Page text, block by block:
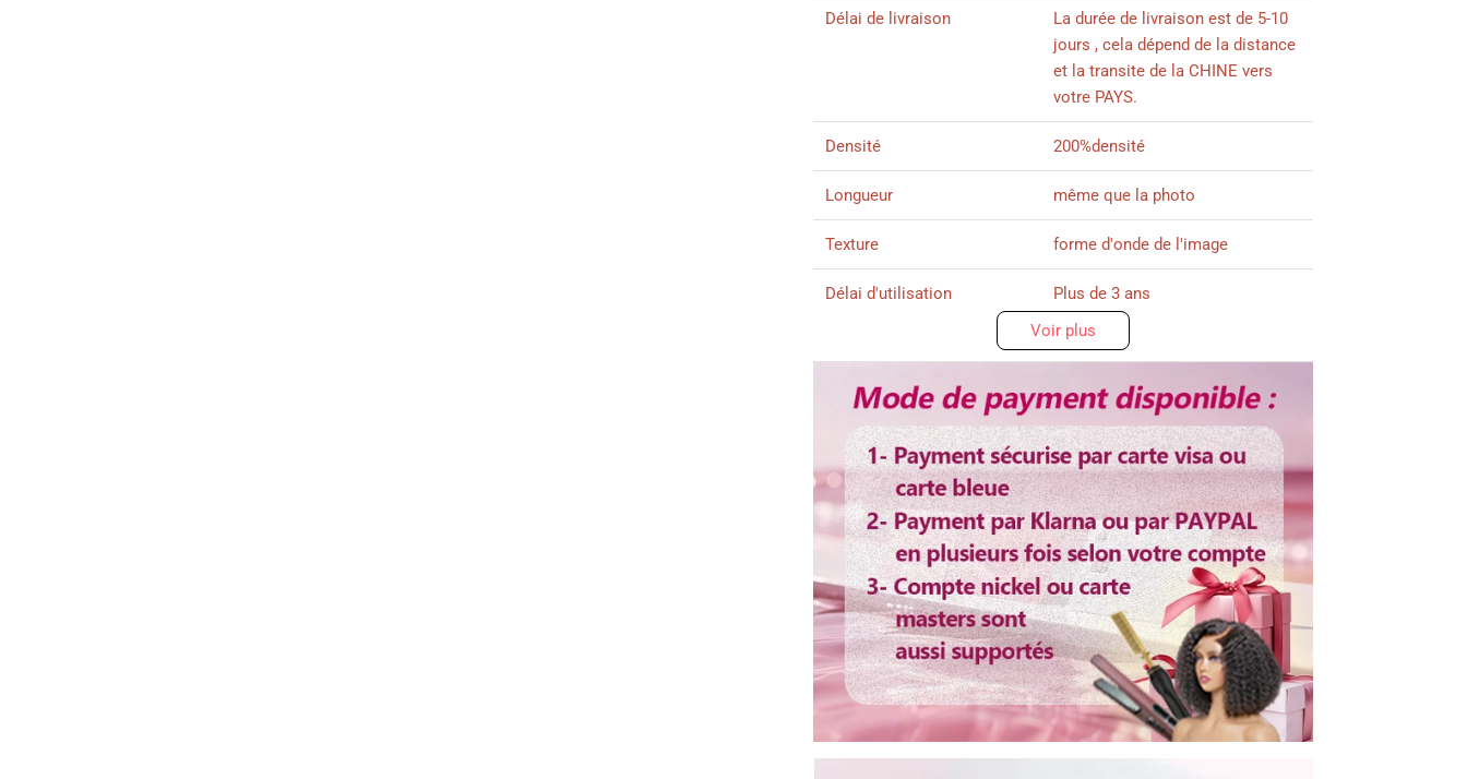
Délai de livraison
La durée de livraison est de 5-10
jours , cela dépend de la distance
et la transite de la CHINE vers
votre PAYS.
Densité 200%densité
Longueur même que la photo
Texture forme d'onde de l'image
Délai d'utilisation Plus de 3 ans
Noir
Taille de dentelle mécanisme
Bandes élastique Ajustable
Colorable ou décolorable Oui
Lisser ou boucler au fer Oui
Voir plus